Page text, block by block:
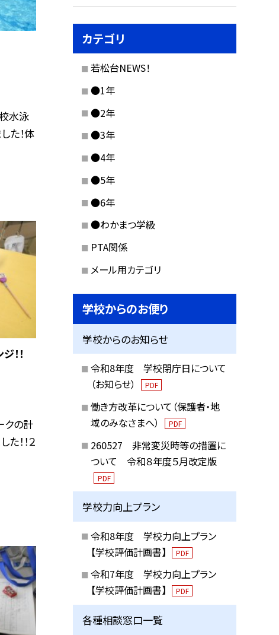
水泳
た！体
！！
クの計
！！２
カテゴリ
若松台NEWS！
●1年
●2年
●3年
●4年
●5年
●6年
●わかまつ学級
PTA関係
メール用カテゴリ
学校からのお便り
学校からのお知らせ
令和8年度 学校閉庁日について
（お知らせ）
PDF
働き方改革について（保護者・地
域のみなさまへ）
PDF
260527 非常変災時等の措置に
ついて 令和８年度５月改定版
PDF
学校力向上プラン
令和8年度 学校力向上プラン
【学校評価計画書】
PDF
令和7年度 学校力向上プラン
【学校評価計画書】
PDF
各種相談窓口一覧